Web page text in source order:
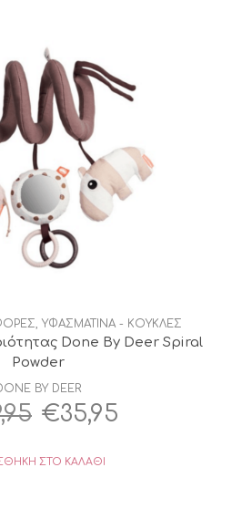
, ΥΦΑΣΜΑΤΙΝΑ - ΚΟΥΚΛΕΣ
Done By Deer Spiral
Powder
BY DEER
Original
€35,95
ΣΤΟ ΚΑΛΆΘΙ